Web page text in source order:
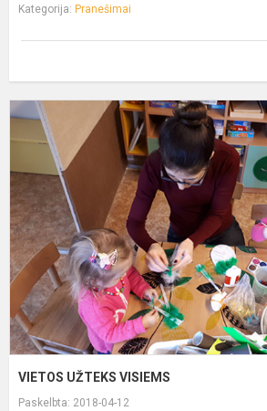
Kategorija: Pranešimai
VIETOS UŽTEKS VISIEMS
Paskelbta: 2018-04-12